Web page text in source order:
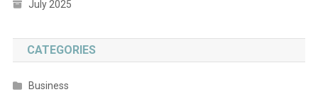
July 2025
CATEGORIES
Business